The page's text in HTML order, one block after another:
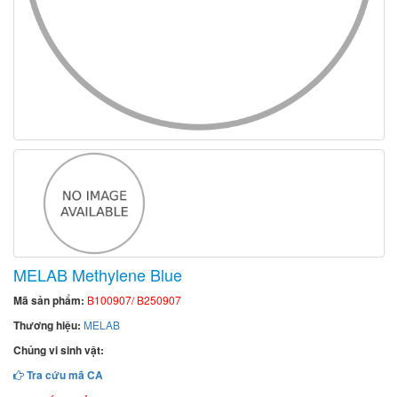
MELAB Methylene Blue
Mã sản phẩm: B100907/ B250907
Thương hiệu: MELAB
Chủng vi sinh vật:
Tra cứu mã CA